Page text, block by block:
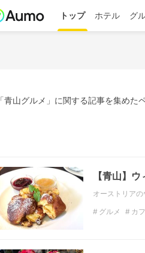
トップ ホテル グ
「青山グルメ」に関する記事を集め
【青山】
オーストリア
グルメ カ